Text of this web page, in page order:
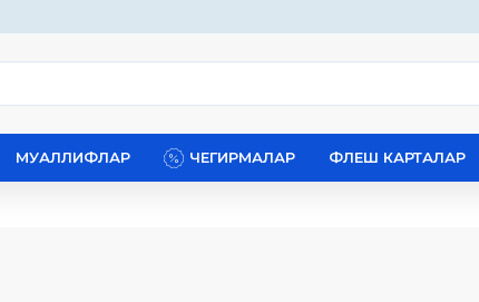
МУАЛЛИФЛАР ЧЕГИРМАЛАР ФЛЕШ КАРТАЛАР